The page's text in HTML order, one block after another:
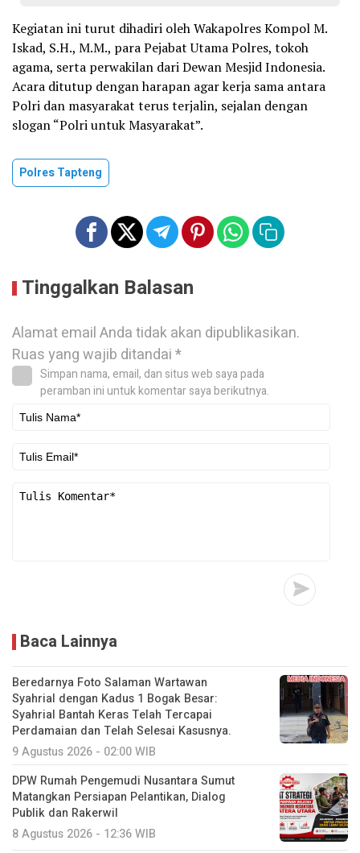
Kegiatan ini turut dihadiri oleh Wakapolres Kompol M.
Iskad, S.H., M.M., para Pejabat Utama Polres, tokoh
agama, serta perwakilan dari Dewan Mesjid Indonesia.
Acara ditutup dengan harapan agar kerja sama antara
Polri dan masyarakat terus terjalin, sejalan dengan
slogan “Polri untuk Masyarakat”.
Polres Tapteng
Tinggalkan Balasan
Alamat email Anda tidak akan dipublikasikan.
Ruas yang wajib ditandai*
Simpan nama, email, dan situs web saya pada
peramban ini untuk komentar saya berikutnya.
Baca Lainnya
Beredarnya Foto Salaman Wartawan
Syahrial dengan Kadus 1 Bogak Besar:
Syahrial Bantah Keras Telah Tercapai
Perdamaian dan Telah Selesai Kasusnya.
9 Agustus 2026 - 02:00 WIB
DPW Rumah Pengemudi Nusantara Sumut
Matangkan Persiapan Pelantikan, Dialog
Publik dan Rakerwil
8 Agustus 2026 - 12:36 WIB